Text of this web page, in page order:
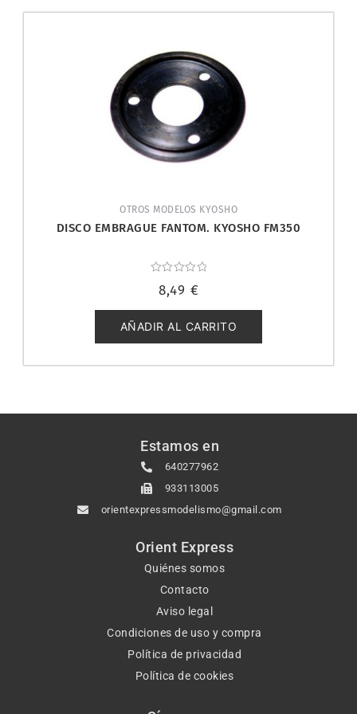
OTROS MODELOS KYOSHO
DISCO EMBRAGUE FANTOM. KYOSHO FM350
con
de
5
8,49 €
AÑADIR AL CARRITO
Estamos en
640277962
933113005
orientexpressmodelismo@gmail.com
Orient Express
Quiénes somos
Contacto
Aviso legal
Condiciones de uso y compra
Política de privacidad
Política de cookies